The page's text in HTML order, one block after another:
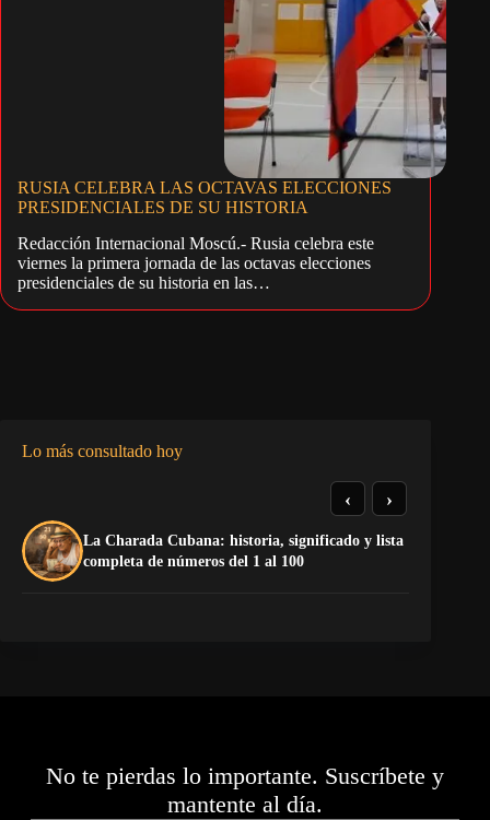
RUSIA CELEBRA LAS OCTAVAS ELECCIONES
PRESIDENCIALES DE SU HISTORIA
Redacción Internacional Moscú.- Rusia celebra este
viernes la primera jornada de las octavas elecciones
presidenciales de su historia en las…
Lo más consultado hoy
La Charada Cubana: historia, significado y lista
completa de números del 1 al 100
‹ ›
No te pierdas lo importante. Suscríbete y
mantente al día.